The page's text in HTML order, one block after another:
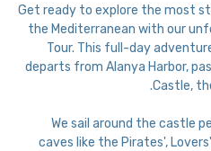
Get ready to explore the most
the Mediterranean with our
Tour. This full-day
departs from Alanya Harbor,
Castle,
We sail around the castle
caves like the Pirates',